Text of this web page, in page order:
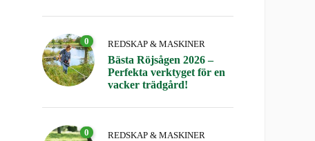
0 REDSKAP & MASKINER
Bästa Röjsågen 2026 –
Perfekta verktyget för en
vacker trädgård!
0 REDSKAP & MASKINER